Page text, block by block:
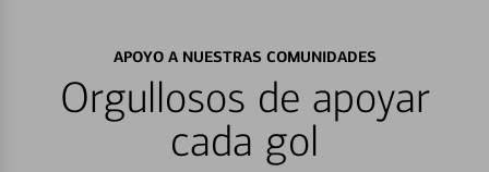
APOYO A NUESTRAS COMUNIDADES
Orgullosos de apoyar
cada gol